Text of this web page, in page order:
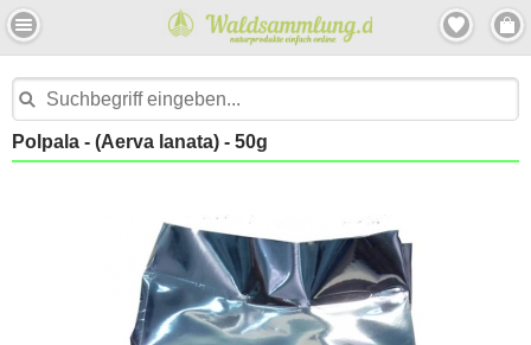
Polpala - (Aerva lanata) - 50g